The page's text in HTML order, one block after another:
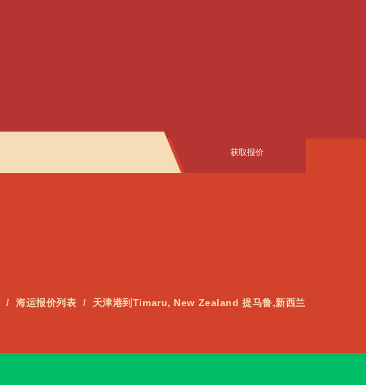
获取报价
海运报价列表 天津港到Timaru, New Zealand 提马鲁,新西兰